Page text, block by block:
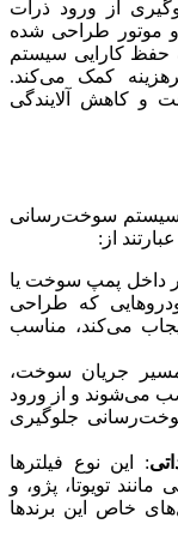
از ورود ذرات
موتور طراحی شده
حفظ کارایی سیستم
کمک می‌کند.
و کاهش آلایندگی
سیستم سوخت‌رسانی
از:
در داخل پمپ سوخت یا
که طراحی
می‌کند، مناسب
مسیر جریان سوخت،
می‌شوند و از ورود
جلوگیری
: این نوع فیلترها
تویوتا، پژو، و
خاص این برندها